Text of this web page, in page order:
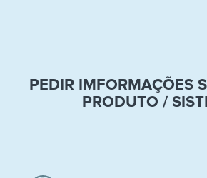
PEDIR IMFORMAÇÕES
PRODUTO /